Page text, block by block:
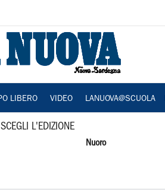
LIBERO VIDEO LANUOVA@SCUOLA
SCEGLI L'EDIZIONE
Nuoro